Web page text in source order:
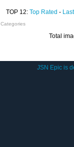
TOP 12: Top Rated -
Total
JSN Epic is